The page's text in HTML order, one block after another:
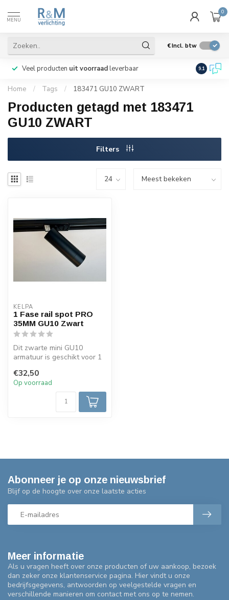
MENU
0
€Incl. btw
Veel producten uit voorraadleverbaar Wij
9.1
Home / Tags / 183471 GU10 ZWART
Producten getagd met 183471
GU10 ZWART
Filters
KELPA
1 Fase rail spot PRO
35MM GU10 Zwart
Dit zwarte mini GU10
armatuur is geschikt voor 1
spo...
€32,50
Op voorraad
Meer informatie
Als u vragen heeft over onze producten of uw aankoop, bezoek
dan zeker onze klantenservice pagina. Hier vindt u onze
bedrijfsgegevens, antwoorden op veelgestelde vragen en
verschillende manieren om contact met ons op te nemen.
Abonneer je op onze nieuwsbrief
Blijf op de hoogte over onze laatste acties